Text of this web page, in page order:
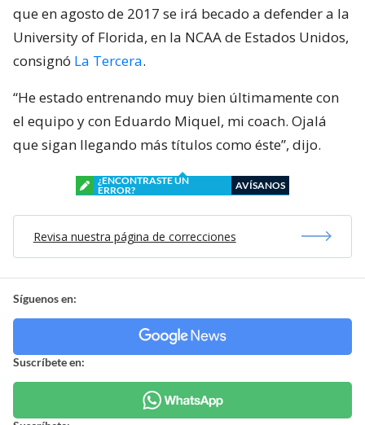
que en agosto de 2017 se irá becado a defender a la
University of Florida, en la NCAA de Estados Unidos,
consignó La Tercera.
“He estado entrenando muy bien últimamente con
el equipo y con Eduardo Miquel, mi coach. Ojalá
que sigan llegando más títulos como éste”, dijo.
¿ENCONTRASTE UN
ERROR?
AVÍSANOS
Revisa nuestra página de correcciones
Síguenos en:
Suscríbete en: